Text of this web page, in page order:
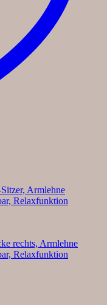
Armlehne
Relaxfunktion